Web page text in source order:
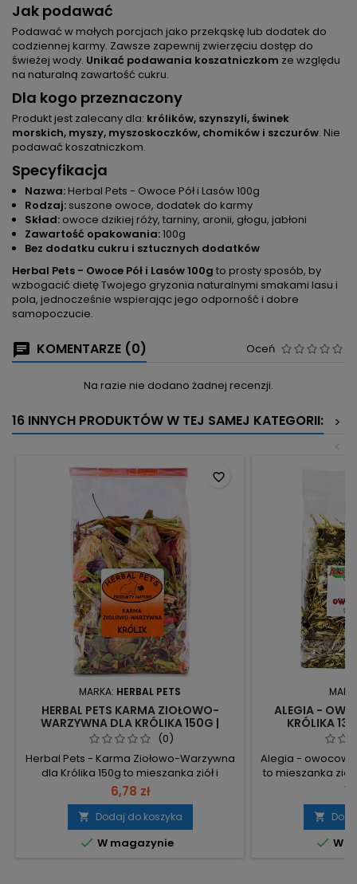
Jak podawać
Podawać w małych porcjach jako przekąskę lub dodatek do
codziennej karmy. Zawsze zapewnij zwierzęciu dostęp do
świeżej wody. Unikać podawania koszatniczkom ze względu
na naturalną zawartość cukru.
Dla kogo przeznaczony
Produkt jest zalecany dla: królików, szynszyli, świnek
morskich, myszy, myszoskoczków, chomików i szczurów. Nie
podawać koszatniczkom.
Specyfikacja
Nazwa:Herbal Pets - Owoce Pół i Lasów 100g
Rodzaj: suszone owoce, dodatek do karmy
Skład: owoce dzikiej róży, tarniny, aronii, głogu, jabłoni
Zawartość opakowania:100g
Bez dodatku cukru i sztucznych dodatków
Herbal Pets - Owoce Pół i Lasów 100g to prosty sposób, by
wzbogacić dietę Twojego gryzonia naturalnymi smakami lasu i
pola, jednocześnie wspierając jego odporność i dobre
samopoczucie.
KOMENTARZE (0) Oceń
Na razie nie dodano żadnej recenzji.
16 INNYCH PRODUKTÓW W TEJ SAMEJ KATEGORII:
>
<
MARKA: HERBAL PETS
HERBAL PETS KARMA ZIOŁOWO-
WARZYWNA DLA KRÓLIKA 150G |
NATURALNA DIETA WSPIERAJĄCA
TRAWIENIE
(0)
Herbal Pets - Karma Ziołowo-Warzywna
dla Królika 150g to mieszanka ziół i
warzyw z 100% naturalnych składników,
bez sztucznych dodatków. Doskonała
jako dodatek do codziennej diety —
wspiera trawienie i odporność. 150 g –
porcja w opakowaniu: wygodne
6,78 zł
 Dodaj do koszyka
 W magazynie
favorite_border
ALEGIA -
KRÓLIKA
Alegia - owocowe
to mieszanka
wspierająca
produkt
dodatków.
poręczne
podania. 100%

 W